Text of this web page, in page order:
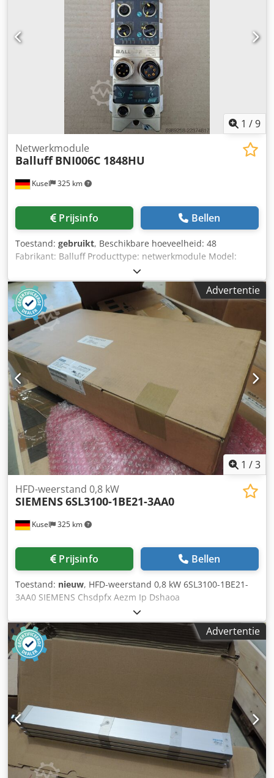
Steekverbindingen voor pneumatiek Toepassingsgebied:
Pneumatiek en automatiseringstechniek
1 /9
Kusel 325 km
Netwerkmodule
Balluff BNI006C 1848HU
Prijsinfo Bellen
Toestand: gebruikt, Beschikbare hoeveelheid: 48
Fabrikant: Balluff Producttype: netwerkmodule Model:
BNI006C 1848HU Toepassingsgebied: industriële
automatisering Communicatie: Industrial Ethernet /
veldbus Aansluiting: M12 Montagewijze: veldmontage
Chjdpfx Aezm Iqbshaea Beschermingsklasse: IP67 Geschikt
voor: aansluiting van sensoren en actuatoren
Advertentie
1 /3
Kusel 325 km
HFD-weerstand 0,8 kW
SIEMENS6SL3100-1BE21-3AA0
Prijsinfo Bellen
Toestand: nieuw, HFD-weerstand 0,8 kW 6SL3100-1BE21-
3AA0 SIEMENS Chsdpfx Aezm Ip Dshaoa
Advertentie